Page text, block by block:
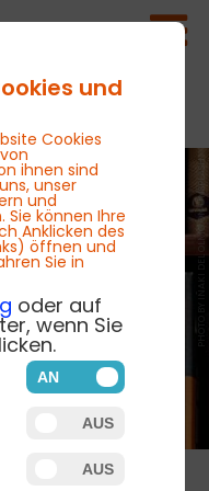
PHOTO BY IÑAKI DEL OLMO ON UNSPLASH
und
Cookies
ihnen sind
unser
und
können Ihre
Anklicken des
öffnen und
Sie in
oder auf
wenn Sie